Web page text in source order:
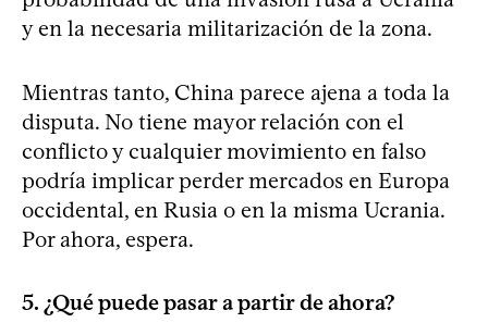
y en la necesaria militarización de la zona.
Mientras tanto, China parece ajena a toda la
disputa. No tiene mayor relación con el
conflicto y cualquier movimiento en falso
podría implicar perder mercados en Europa
occidental, en Rusia o en la misma Ucrania.
Por ahora, espera.
5. ¿Qué puede pasar a partir de ahora?